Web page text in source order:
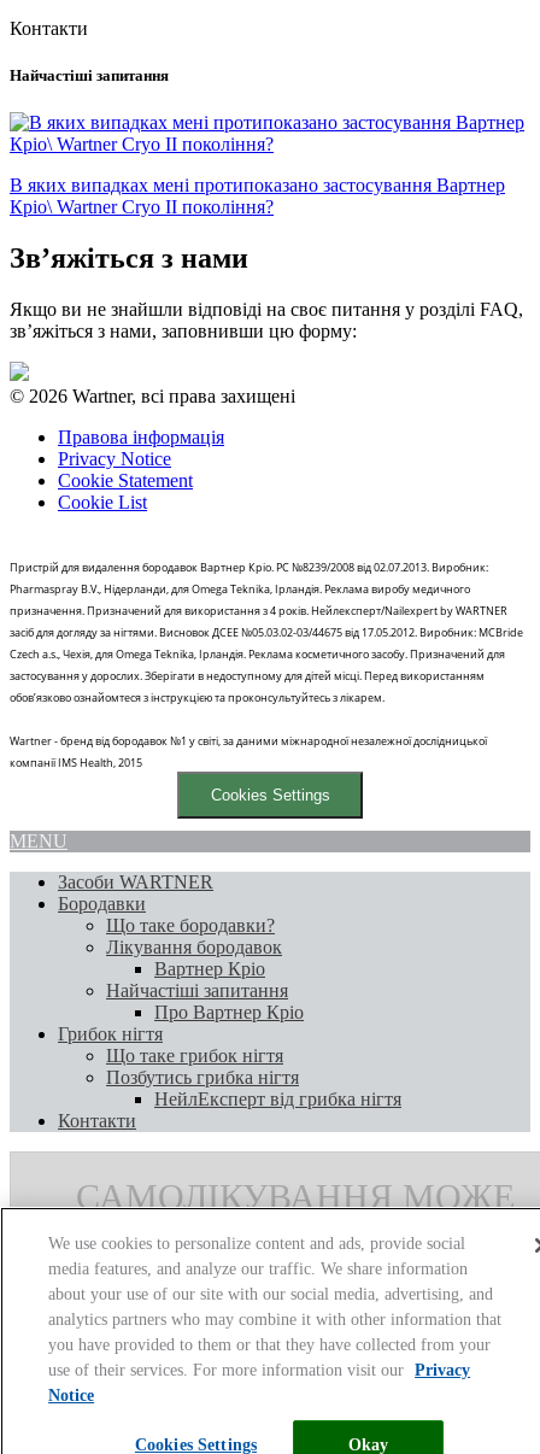
Контакти
Найчастіші запитання
В яких випадках мені протипоказано застосування Вартнер
Кріо\ Wartner Сryo II покоління?
Зв’яжіться з нами
Якщо ви не знайшли відповіді на своє питання у розділі FAQ,
зв’яжіться з нами, заповнивши цю форму:
© 2026 Wartner, всі права захищені
Правова інформація
Privacy Notice
Cookie Statement
Cookie List
Пристрій для видалення бородавок Вартнер Кріо. РС №8239/2008 від 02.07.2013. Виробник:
Pharmaspray B.V., Нідерланди, для Omega Teknika, Ірландія. Реклама виробу медичного
призначення. Призначений для використання з 4 років. Нейлексперт/Nailexpert by WARTNER
засіб для догляду за нігтями. Висновок ДСЕЕ №05.03.02-03/44675 від 17.05.2012. Виробник: MCBride
Czech a.s., Чехія, для Omega Teknika, Ірландія. Реклама косметичного засобу. Призначений для
застосування у дорослих. Зберігати в недоступному для дітей місці. Перед використанням
обов’язково ознайомтеся з інструкцією та проконсультуйтесь з лікарем.
Wartner - бренд від бородавок №1 у світі, за даними міжнародної незалежної дослідницької
компанії IMS Health, 2015
Cookies Settings
MENU
Засоби WARTNER
Бородавки
Що таке бородавки?
Лікування бородавок
Вартнер Кріо
Найчастіші запитання
Про Вартнер Кріо
Грибок нігтя
Що таке грибок нігтя
Позбутись грибка нігтя
НейлЕксперт від грибка нігтя
Контакти
САМОЛІКУВАННЯ МОЖЕ
БУТИ ШКІДЛИВИМ ДЛЯ
ВАШОГО ЗДОРОВ'Я
We use cookies to personalize content and ads, provide social
media features, and analyze our traffic. We share information
about your use of our site with our social media, advertising, and
analytics partners who may combine it with other information that
you have provided to them or that they have collected from your
use of their services. For more information visit our
Privacy
Notice
Cookies Settings Okay